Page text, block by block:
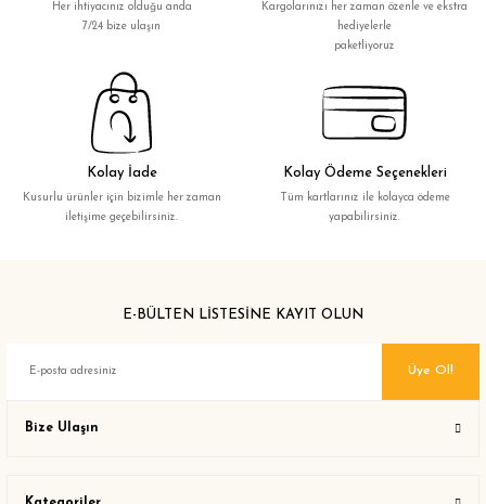
Her ihtiyacınız olduğu anda
7/24 bize ulaşın
Kargolarınızı her zaman özenle ve ekstra
hediyelerle
paketliyoruz
Kolay İade
Kusurlu ürünler için bizimle her zaman
iletişime geçebilirsiniz.
Kolay Ödeme Seçenekleri
Tüm kartlarınız ile kolayca ödeme
yapabilirsiniz.
E-BÜLTEN LİSTESİNE KAYIT OLUN
Üye Ol!
Bize Ulaşın